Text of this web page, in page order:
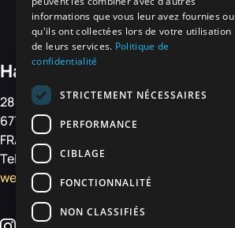
Haemmerlin
28 rue de Steinbourg
67700 MONSWILLER
FRANCE
Tel: +33 3 88 01 85 00
welcome@haemmerlin.com
informations que vous leur avez fournies ou
qu'ils ont collectées lors de votre utilisation
de leurs services. Politique de
confidentialité
STRICTEMENT NÉCESSAIRES
PERFORMANCE
CIBLAGE
FONCTIONNALITÉ
NON CLASSIFIÉS